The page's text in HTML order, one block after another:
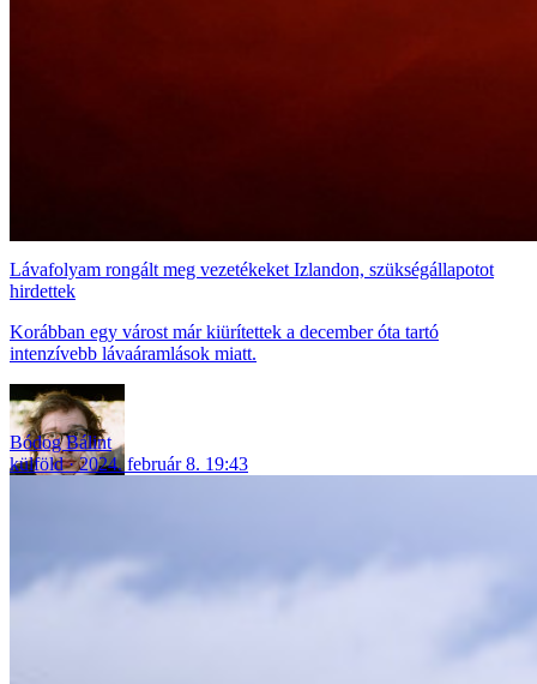
Lávafolyam rongált meg vezetékeket Izlandon, szükségállapotot
hirdettek
Korábban egy várost már kiürítettek a december óta tartó
intenzívebb lávaáramlások miatt.
Bódog Bálint
külföld
2024. február 8. 19:43